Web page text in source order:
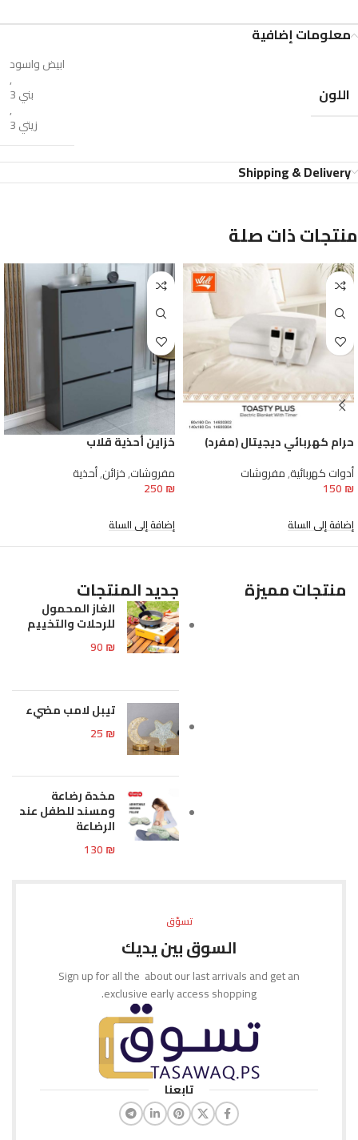
معلومات إضافية
اللون
ابيض واسود
,
بني 3
,
زيتي 3
Shipping & Delivery
منتجات ذات صلة
حرام كهربائي ديجيتال (مفرد)
أدوات كهربائية,مفروشات
150₪
إضافة إلى السلة
خزاين أحذية قلاب
مفروشات,خزائن,أحذية
250₪
إضافة إلى السلة
منتجات مميزة جديد المنتجات
الغاز المحمول
للرحلات والتخييم
90₪
تيبل لامب مضيء
25₪
مخدة رضاعة
ومسند للطفل عند
الرضاعة
130₪
تسوّق
السوق بين يديك
Sign up for all the about our last arrivals and get an
exclusive early access shopping.
تابعنا